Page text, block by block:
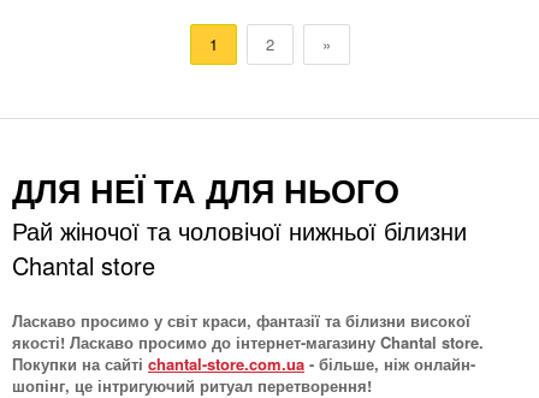
1 2 »
ДЛЯ НЕЇ ТА ДЛЯ НЬОГО
Рай жіночої та чоловічої нижньої білизни
Chantal store
Ласкаво просимо у світ краси, фантазії та білизни високої
якості! Ласкаво просимо до інтернет-магазину Chantal store.
Покупки на сайті chantal-store.com.ua - більше, ніж онлайн-
шопінг, це інтригуючий ритуал перетворення!